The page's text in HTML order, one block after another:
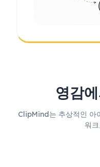
영감
ClipMind는 추상적인 아
워